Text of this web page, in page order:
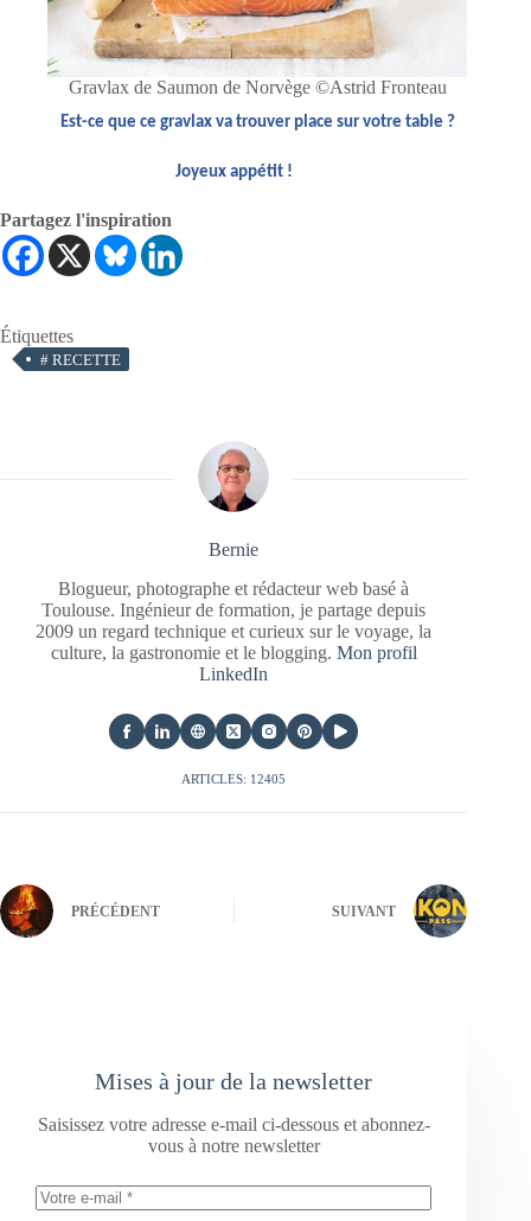
Gravlax de Saumon de Norvège ©Astrid Fronteau
Est-ce que ce gravlax va trouver place sur votre table ?
Joyeux appétit !
Partagez l'inspiration
Étiquettes
# RECETTE
Bernie
Blogueur, photographe et rédacteur web basé à
Toulouse. Ingénieur de formation, je partage depuis
2009 un regard technique et curieux sur le voyage, la
culture, la gastronomie et le blogging. Mon profil
LinkedIn
ARTICLES: 12405
PRÉCÉDENT SUIVANT
Mises à jour de la newsletter
Saisissez votre adresse e-mail ci-dessous et abonnez-
vous à notre newsletter